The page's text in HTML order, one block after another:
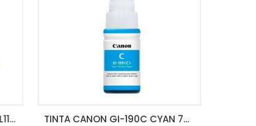
TINTA EPSON T664220 CYAN L110/200/210/350/355/555 TINTA CANON GI-190C CYAN 70ML